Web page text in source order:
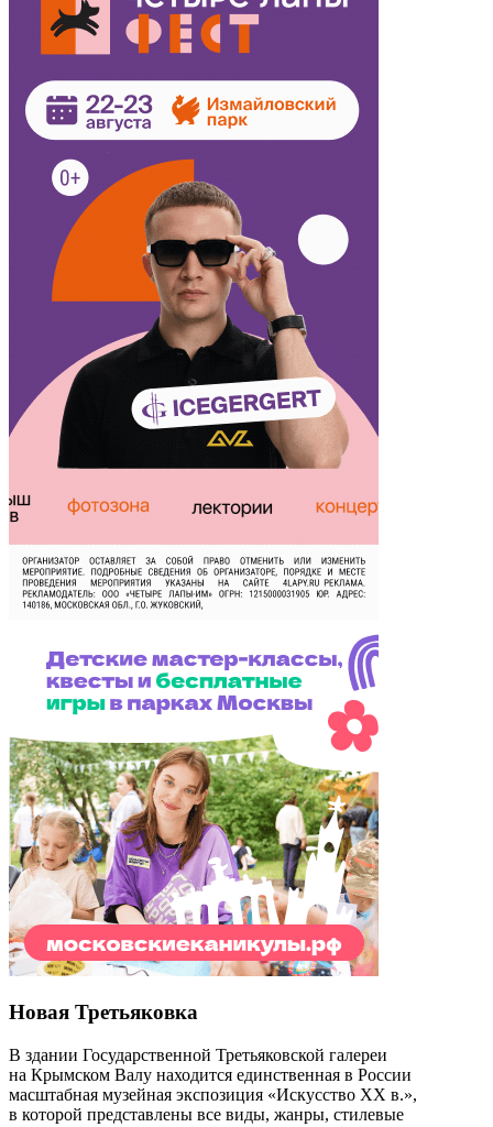
Новая Третьяковка
В здании Государственной Третьяковской галереи
на Крымском Валу находится единственная в России
масштабная музейная экспозиция «Искусство ХХ в.»,
в которой представлены все виды, жанры, стилевые